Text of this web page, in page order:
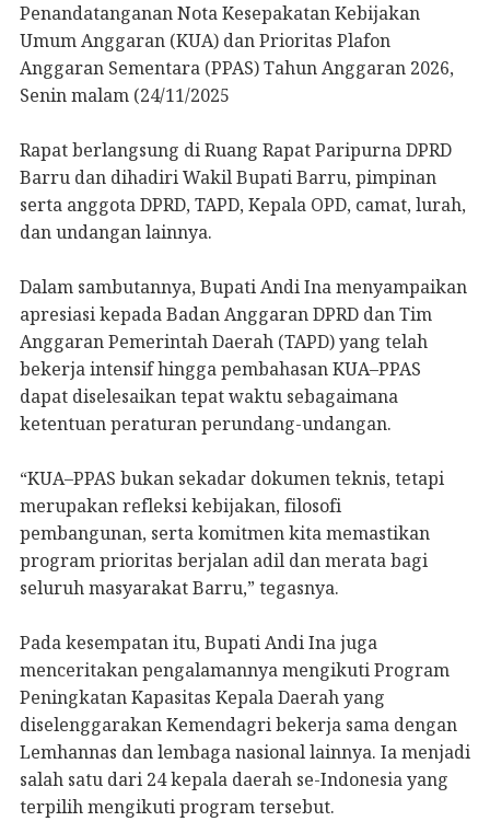
Penandatanganan Nota Kesepakatan Kebijakan
Umum Anggaran (KUA) dan Prioritas Plafon
Anggaran Sementara (PPAS) Tahun Anggaran 2026,
Senin malam (24/11/2025
Rapat berlangsung di Ruang Rapat Paripurna DPRD
Barru dan dihadiri Wakil Bupati Barru, pimpinan
serta anggota DPRD, TAPD, Kepala OPD, camat, lurah,
dan undangan lainnya.
Dalam sambutannya, Bupati Andi Ina menyampaikan
apresiasi kepada Badan Anggaran DPRD dan Tim
Anggaran Pemerintah Daerah (TAPD) yang telah
bekerja intensif hingga pembahasan KUA–PPAS
dapat diselesaikan tepat waktu sebagaimana
ketentuan peraturan perundang-undangan.
“KUA–PPAS bukan sekadar dokumen teknis, tetapi
merupakan refleksi kebijakan, filosofi
pembangunan, serta komitmen kita memastikan
program prioritas berjalan adil dan merata bagi
seluruh masyarakat Barru,” tegasnya.
Pada kesempatan itu, Bupati Andi Ina juga
menceritakan pengalamannya mengikuti Program
Peningkatan Kapasitas Kepala Daerah yang
diselenggarakan Kemendagri bekerja sama dengan
Lemhannas dan lembaga nasional lainnya. Ia menjadi
salah satu dari 24 kepala daerah se-Indonesia yang
terpilih mengikuti program tersebut.